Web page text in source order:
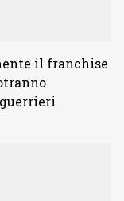
il franchise